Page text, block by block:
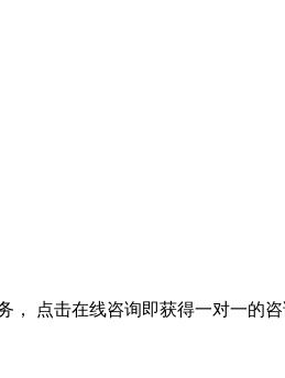
点击在线咨询即获得一对一的